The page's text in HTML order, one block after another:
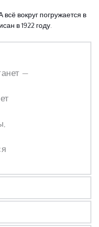
вокруг погружается в
в 1922 году.
—